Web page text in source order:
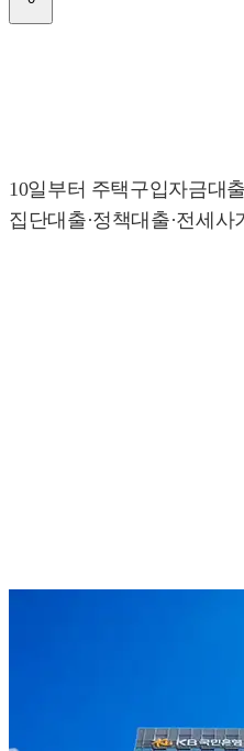
10일부터 주택구입자금대
집단대출·정책대출·전세사